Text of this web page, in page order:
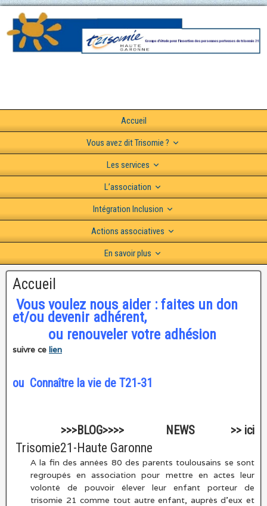
Accueil
Vous avez dit Trisomie ?
Les services
L’association
Intégration Inclusion
Actions associatives
En savoir plus
Accueil
Vous voulez nous aider : faites un don
et/ou devenir adhérent,
ou renouveler votre adhésion
suivre ce lien
ou Connaître la vie de T21-31
>>>BLOG>>>> NEWS >> ici
Trisomie21-Haute Garonne
A la fin des années 80 des parents toulousains se sont
regroupés en association pour mettre en actes leur
volonté de pouvoir élever leur enfant porteur de
trisomie 21 comme tout autre enfant, auprès d’eux et